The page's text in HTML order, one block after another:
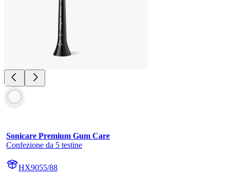
Sonicare Premium Gum Care
Confezione da 5 testine
HX9055/88